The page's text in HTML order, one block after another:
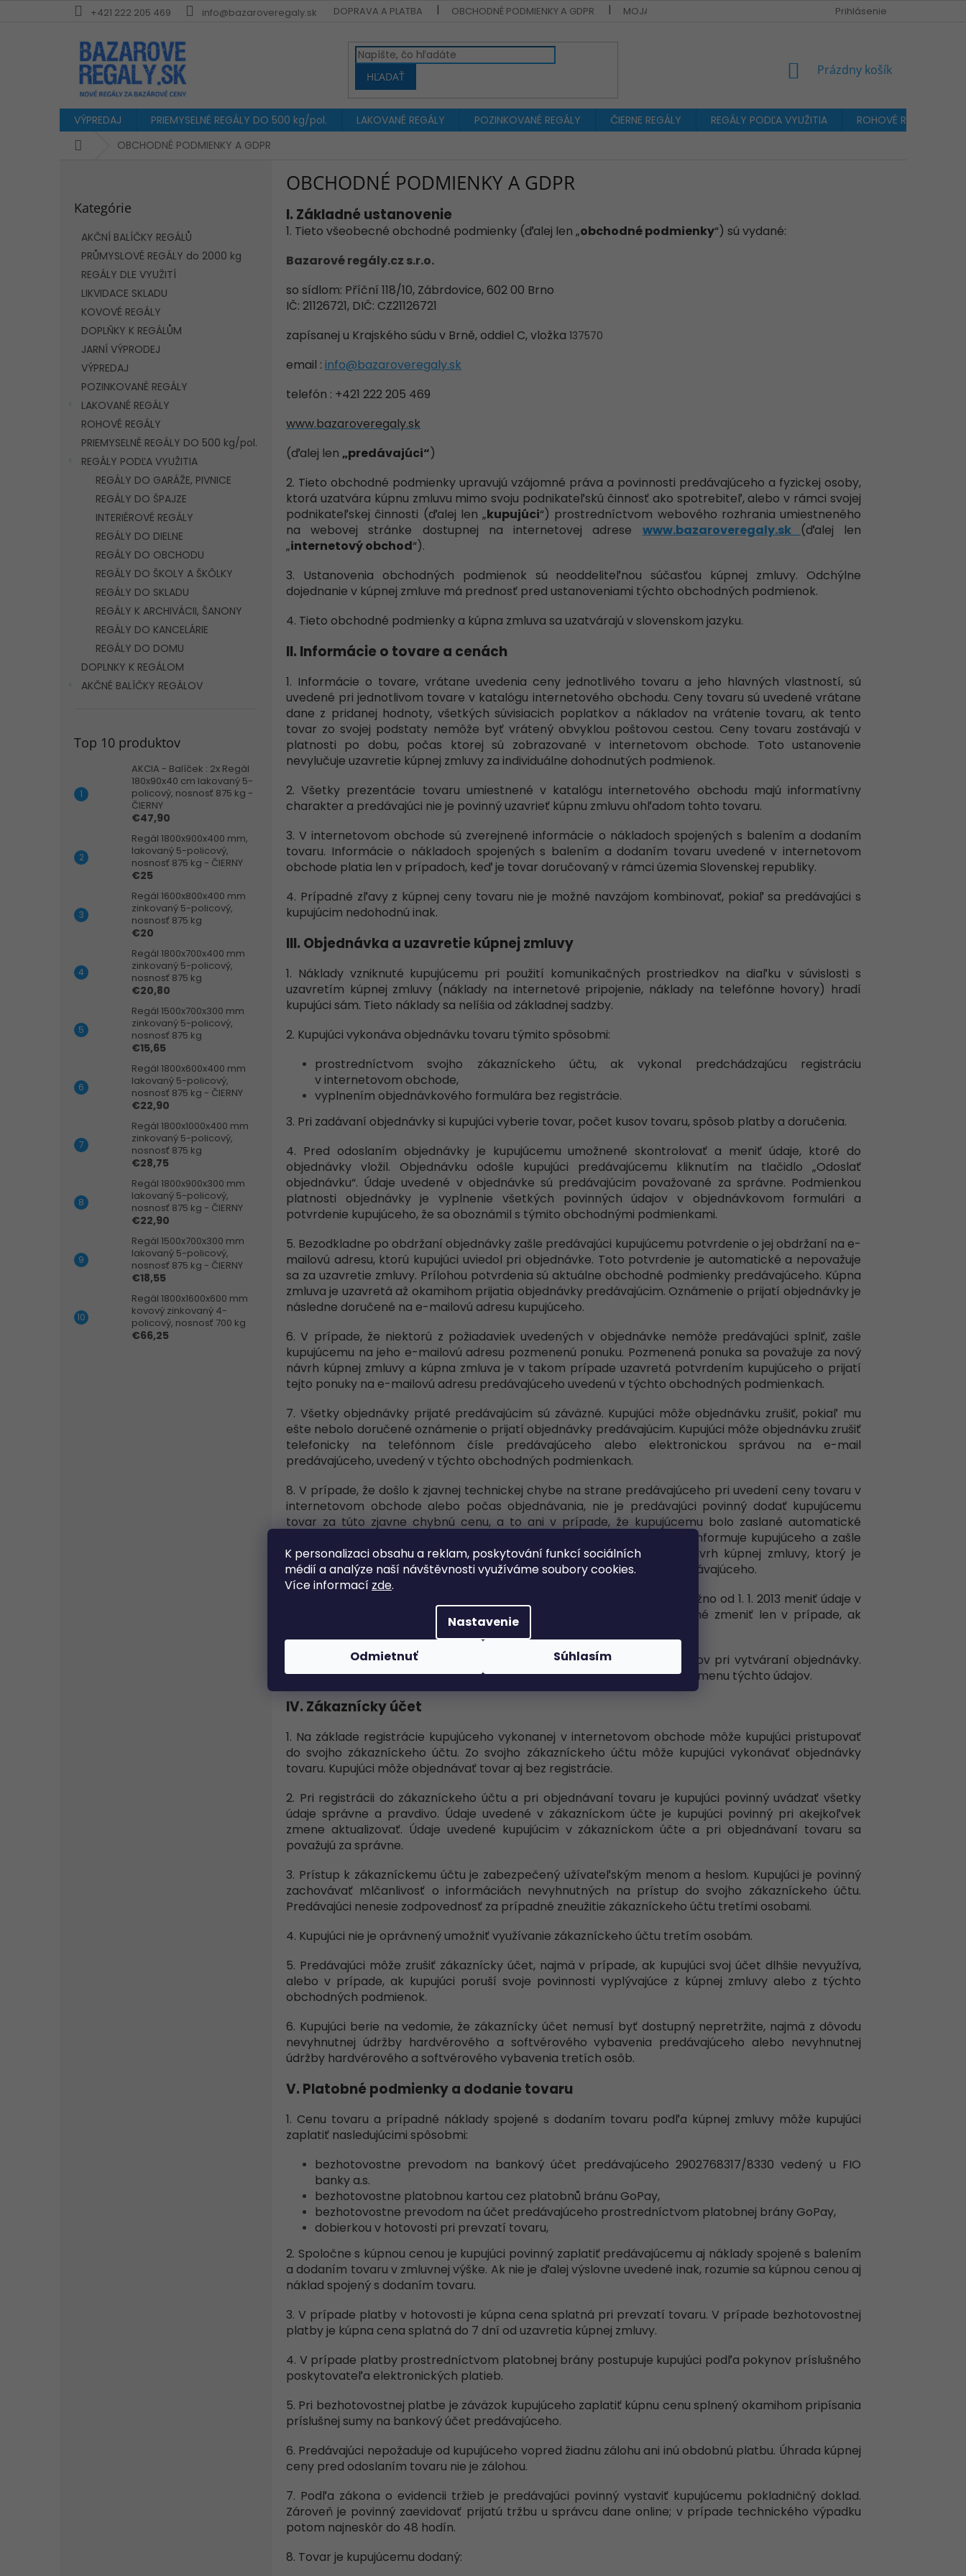
K personalizaci obsahu a reklam, poskytování funkcí sociálních
médií a analýze naší návštěvnosti využíváme soubory cookies.
Více informací zde.
Nastavenie
Odmietnuť Súhlasím
+421 222 205 469 info@bazaroveregaly.sk DOPRAVA A PLATBA OBCHODNÉ PODMIENKY A GDPR MOJA OBJEDNÁVKA Prihlásenie
HĽADAŤ
NÁKUPNÝ
Prázdny košík
VÝPREDAJ PRIEMYSELNÉ REGÁLY DO 500 kg/pol. LAKOVANÉ REGÁLY POZINKOVANÉ REGÁLY ČIERNE REGÁLY REGÁLY PODĽA VYUŽITIA
ROHOVÉ REGÁLY
DomovOBCHODNÉ PODMIENKY A GDPR
kategórie
Kategórie
AKČNÍ BALÍČKY REGÁLŮ
PRŮMYSLOVÉ REGÁLY do 2000 kg
REGÁLY DLE VYUŽITÍ
LIKVIDACE SKLADU
KOVOVÉ REGÁLY
DOPLŇKY K REGÁLŮM
JARNÍ VÝPRODEJ
VÝPREDAJ
POZINKOVANÉ REGÁLY
LAKOVANÉ REGÁLY
ROHOVÉ REGÁLY
PRIEMYSELNÉ REGÁLY DO 500 kg/pol.
REGÁLY PODĽA VYUŽITIA
REGÁLY DO GARÁŽE, PIVNICE
REGÁLY DO ŠPAJZE
INTERIÉROVÉ REGÁLY
REGÁLY DO DIELNE
REGÁLY DO OBCHODU
REGÁLY DO ŠKOLY A ŠKÔLKY
REGÁLY DO SKLADU
REGÁLY K ARCHIVÁCII, ŠANONY
REGÁLY DO KANCELÁRIE
REGÁLY DO DOMU
DOPLNKY K REGÁLOM
AKČNÉ BALÍČKY REGÁLOV
Top 10 produktov
AKCIA - Balíček : 2x Regál
180x90x40 cm lakovaný 5-
policový, nosnosť 875 kg -
ČIERNY
€47,90
Regál 1800x900x400 mm,
lakovaný 5-policový,
nosnosť 875 kg - ČIERNY
€25
Regál 1600x800x400 mm
zinkovaný 5-policový,
nosnosť 875 kg
€20
Regál 1800x700x400 mm
zinkovaný 5-policový,
nosnosť 875 kg
€20,80
Regál 1500x700x300 mm
zinkovaný 5-policový,
nosnosť 875 kg
€15,65
Regál 1800x600x400 mm
lakovaný 5-policový,
nosnosť 875 kg - ČIERNY
€22,90
Regál 1800x1000x400 mm
zinkovaný 5-policový,
nosnosť 875 kg
€28,75
Regál 1800x900x300 mm
lakovaný 5-policový,
nosnosť 875 kg - ČIERNY
€22,90
Regál 1500x700x300 mm
lakovaný 5-policový,
nosnosť 875 kg - ČIERNY
€18,55
Regál 1800x1600x600 mm
kovový zinkovaný 4-
policový, nosnosť 700 kg
€66,25
OBCHODNÉ PODMIENKY A GDPR
I. Základné ustanovenie
1. Tieto všeobecné obchodné podmienky (ďalej len „obchodné podmienky“) sú vydané:
Bazarové regály.cz s.r.o.
so sídlom: Příční 118/10, Zábrdovice, 602 00 Brno
IČ: 21126721, DIČ: CZ21126721
zapísanej u Krajského súdu v Brně, oddiel C, vložka 137570
email : info@bazaroveregaly.sk
telefón : +421 222 205 469
www.bazaroveregaly.sk
(ďalej len „predávajúci“)
2. Tieto obchodné podmienky upravujú vzájomné práva a povinnosti predávajúceho a fyzickej osoby,
ktorá uzatvára kúpnu zmluvu mimo svoju podnikateľskú činnosť ako spotrebiteľ, alebo v rámci svojej
podnikateľskej činnosti (ďalej len „kupujúci“) prostredníctvom webového rozhrania umiestneného
na webovej stránke dostupnej na internetovej adrese www.bazaroveregaly.sk (ďalej len
„internetový obchod“).
3. Ustanovenia obchodných podmienok sú neoddeliteľnou súčasťou kúpnej zmluvy. Odchýlne
dojednanie v kúpnej zmluve má prednosť pred ustanoveniami týchto obchodných podmienok.
4. Tieto obchodné podmienky a kúpna zmluva sa uzatvárajú v slovenskom jazyku.
II. Informácie o tovare a cenách
1. Informácie o tovare, vrátane uvedenia ceny jednotlivého tovaru a jeho hlavných vlastností, sú
uvedené pri jednotlivom tovare v katalógu internetového obchodu. Ceny tovaru sú uvedené vrátane
dane z pridanej hodnoty, všetkých súvisiacich poplatkov a nákladov na vrátenie tovaru, ak tento
tovar zo svojej podstaty nemôže byť vrátený obvyklou poštovou cestou. Ceny tovaru zostávajú v
platnosti po dobu, počas ktorej sú zobrazované v internetovom obchode. Toto ustanovenie
nevylučuje uzavretie kúpnej zmluvy za individuálne dohodnutých podmienok.
2. Všetky prezentácie tovaru umiestnené v katalógu internetového obchodu majú informatívny
charakter a predávajúci nie je povinný uzavrieť kúpnu zmluvu ohľadom tohto tovaru.
3. V internetovom obchode sú zverejnené informácie o nákladoch spojených s balením a dodaním
tovaru. Informácie o nákladoch spojených s balením a dodaním tovaru uvedené v internetovom
obchode platia len v prípadoch, keď je tovar doručovaný v rámci územia Slovenskej republiky.
4. Prípadné zľavy z kúpnej ceny tovaru nie je možné navzájom kombinovať, pokiaľ sa predávajúci s
kupujúcim nedohodnú inak.
III. Objednávka a uzavretie kúpnej zmluvy
1. Náklady vzniknuté kupujúcemu pri použití komunikačných prostriedkov na diaľku v súvislosti s
uzavretím kúpnej zmluvy (náklady na internetové pripojenie, náklady na telefónne hovory) hradí
kupujúci sám. Tieto náklady sa nelíšia od základnej sadzby.
2. Kupujúci vykonáva objednávku tovaru týmito spôsobmi:
prostredníctvom svojho zákazníckeho účtu, ak vykonal predchádzajúcu registráciu
v internetovom obchode,
vyplnením objednávkového formulára bez registrácie.
3. Pri zadávaní objednávky si kupujúci vyberie tovar, počet kusov tovaru, spôsob platby a doručenia.
4. Pred odoslaním objednávky je kupujúcemu umožnené skontrolovať a meniť údaje, ktoré do
objednávky vložil. Objednávku odošle kupujúci predávajúcemu kliknutím na tlačidlo „Odoslať
objednávku“. Údaje uvedené v objednávke sú predávajúcim považované za správne. Podmienkou
platnosti objednávky je vyplnenie všetkých povinných údajov v objednávkovom formulári a
potvrdenie kupujúceho, že sa oboznámil s týmito obchodnými podmienkami.
5. Bezodkladne po obdržaní objednávky zašle predávajúci kupujúcemu potvrdenie o jej obdržaní na e-
mailovú adresu, ktorú kupujúci uviedol pri objednávke. Toto potvrdenie je automatické a nepovažuje
sa za uzavretie zmluvy. Prílohou potvrdenia sú aktuálne obchodné podmienky predávajúceho. Kúpna
zmluva je uzavretá až okamihom prijatia objednávky predávajúcim. Oznámenie o prijatí objednávky je
následne doručené na e-mailovú adresu kupujúceho.
6. V prípade, že niektorú z požiadaviek uvedených v objednávke nemôže predávajúci splniť, zašle
kupujúcemu na jeho e-mailovú adresu pozmenenú ponuku. Pozmenená ponuka sa považuje za nový
návrh kúpnej zmluvy a kúpna zmluva je v takom prípade uzavretá potvrdením kupujúceho o prijatí
tejto ponuky na e-mailovú adresu predávajúceho uvedenú v týchto obchodných podmienkach.
7. Všetky objednávky prijaté predávajúcim sú záväzné. Kupujúci môže objednávku zrušiť, pokiaľ mu
ešte nebolo doručené oznámenie o prijatí objednávky predávajúcim. Kupujúci môže objednávku zrušiť
telefonicky na telefónnom čísle predávajúceho alebo elektronickou správou na e-mail
predávajúceho, uvedený v týchto obchodných podmienkach.
8. V prípade, že došlo k zjavnej technickej chybe na strane predávajúceho pri uvedení ceny tovaru v
internetovom obchode alebo počas objednávania, nie je predávajúci povinný dodať kupujúcemu
tovar za túto zjavne chybnú cenu, a to ani v prípade, že kupujúcemu bolo zaslané automatické
potvrdenie o obdržaní objednávky. Predávajúci o chybe bezodkladne informuje kupujúceho a zašle
mu pozmenenú ponuku. Pozmenená ponuka sa považuje za nový návrh kúpnej zmluvy, ktorý je
uzavretý až potvrdením kupujúceho zaslaným na e-mailovú adresu predávajúceho.
9. Podľa novely zákona č. 222/2004 Z. z. o dani z pridanej hodnoty nemožno od 1. 1. 2013 meniť údaje v
už vystavenom daňovom doklade (faktúre). Údaje na faktúre je možné zmeniť len v prípade, ak
zákazník tovar ešte neprijal a nezaplatil.
10. Kupujúci je zodpovedný za údaje, ktoré uvedie do fakturačných údajov pri vytváraní objednávky.
Predávajúci nie je povinný vyhovieť následným žiadostiam kupujúceho o zmenu týchto údajov.
IV. Zákaznícky účet
1. Na základe registrácie kupujúceho vykonanej v internetovom obchode môže kupujúci pristupovať
do svojho zákazníckeho účtu. Zo svojho zákazníckeho účtu môže kupujúci vykonávať objednávky
tovaru. Kupujúci môže objednávať tovar aj bez registrácie.
2. Pri registrácii do zákazníckeho účtu a pri objednávaní tovaru je kupujúci povinný uvádzať všetky
údaje správne a pravdivo. Údaje uvedené v zákazníckom účte je kupujúci povinný pri akejkoľvek
zmene aktualizovať. Údaje uvedené kupujúcim v zákazníckom účte a pri objednávaní tovaru sa
považujú za správne.
3. Prístup k zákazníckemu účtu je zabezpečený užívateľským menom a heslom. Kupujúci je povinný
zachovávať mlčanlivosť o informáciách nevyhnutných na prístup do svojho zákazníckeho účtu.
Predávajúci nenesie zodpovednosť za prípadné zneužitie zákazníckeho účtu tretími osobami.
4. Kupujúci nie je oprávnený umožniť využívanie zákazníckeho účtu tretím osobám.
5. Predávajúci môže zrušiť zákaznícky účet, najmä v prípade, ak kupujúci svoj účet dlhšie nevyužíva,
alebo v prípade, ak kupujúci poruší svoje povinnosti vyplývajúce z kúpnej zmluvy alebo z týchto
obchodných podmienok.
6. Kupujúci berie na vedomie, že zákaznícky účet nemusí byť dostupný nepretržite, najmä z dôvodu
nevyhnutnej údržby hardvérového a softvérového vybavenia predávajúceho alebo nevyhnutnej
údržby hardvérového a softvérového vybavenia tretích osôb.
V. Platobné podmienky a dodanie tovaru
1. Cenu tovaru a prípadné náklady spojené s dodaním tovaru podľa kúpnej zmluvy môže kupujúci
zaplatiť nasledujúcimi spôsobmi:
bezhotovostne prevodom na bankový účet predávajúceho 2902768317/8330 vedený u FIO
banky a.s.
bezhotovostne platobnou kartou cez platobnů bránu GoPay,
bezhotovostne prevodom na účet predávajúceho prostredníctvom platobnej brány GoPay,
dobierkou v hotovosti pri prevzatí tovaru,
2. Spoločne s kúpnou cenou je kupujúci povinný zaplatiť predávajúcemu aj náklady spojené s balením
a dodaním tovaru v zmluvnej výške. Ak nie je ďalej výslovne uvedené inak, rozumie sa kúpnou cenou aj
náklad spojený s dodaním tovaru.
3. V prípade platby v hotovosti je kúpna cena splatná pri prevzatí tovaru. V prípade bezhotovostnej
platby je kúpna cena splatná do 7 dní od uzavretia kúpnej zmluvy.
4. V prípade platby prostredníctvom platobnej brány postupuje kupujúci podľa pokynov príslušného
poskytovateľa elektronických platieb.
5. Pri bezhotovostnej platbe je záväzok kupujúceho zaplatiť kúpnu cenu splnený okamihom pripísania
príslušnej sumy na bankový účet predávajúceho.
6. Predávajúci nepožaduje od kupujúceho vopred žiadnu zálohu ani inú obdobnú platbu. Úhrada kúpnej
ceny pred odoslaním tovaru nie je zálohou.
7. Podľa zákona o evidencii tržieb je predávajúci povinný vystaviť kupujúcemu pokladničný doklad.
Zároveň je povinný zaevidovať prijatú tržbu u správcu dane online; v prípade technického výpadku
potom najneskôr do 48 hodín.
8. Tovar je kupujúcemu dodaný: